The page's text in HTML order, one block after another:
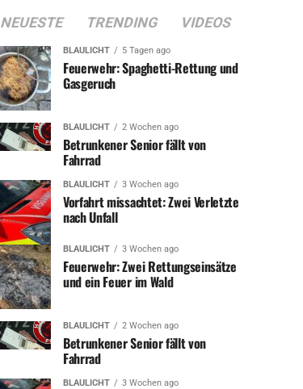
NEUESTE TRENDING VIDEOS
BLAULICHT 5 Tagen ago
Feuerwehr: Spaghetti-Rettung und
Gasgeruch
BLAULICHT 2 Wochen ago
Betrunkener Senior fällt von
Fahrrad
BLAULICHT 3 Wochen ago
Vorfahrt missachtet: Zwei Verletzte
nach Unfall
BLAULICHT 3 Wochen ago
Feuerwehr: Zwei Rettungseinsätze
und ein Feuer im Wald
BLAULICHT 2 Wochen ago
Betrunkener Senior fällt von
Fahrrad
BLAULICHT 3 Wochen ago